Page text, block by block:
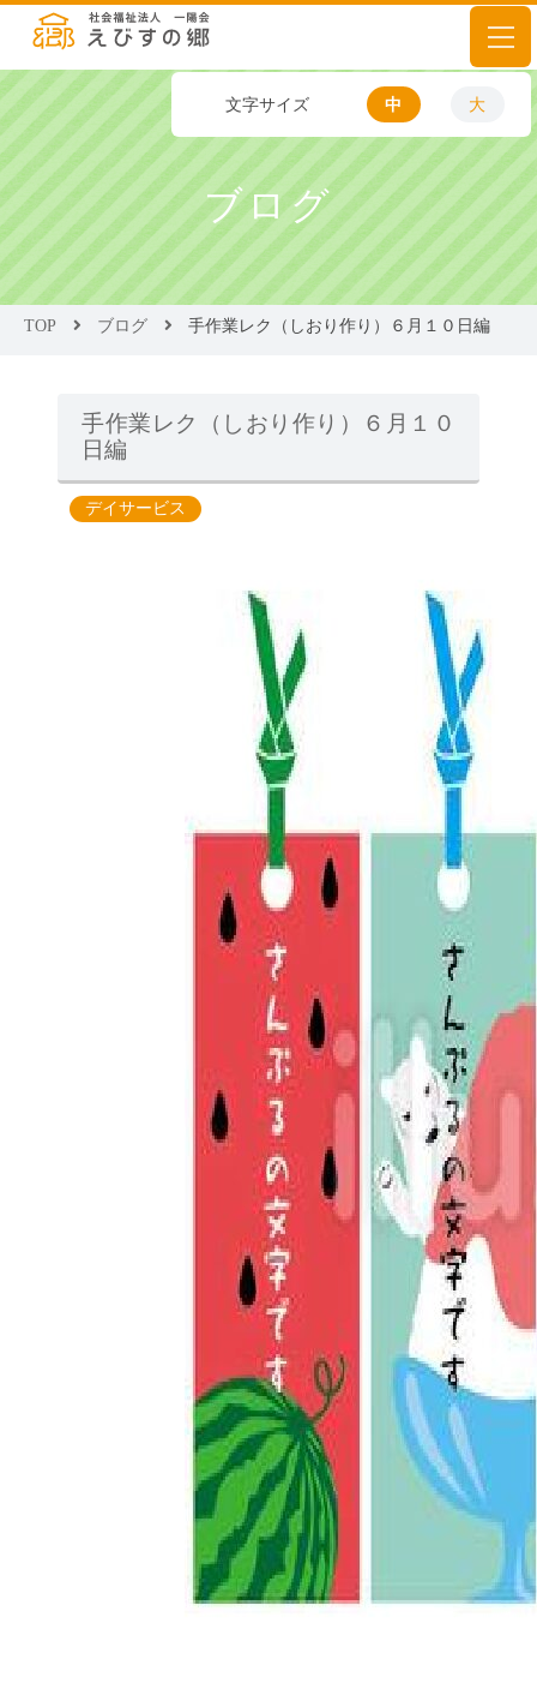
文字サイズ 中 大
ブログ
TOP ブログ 手作業レク（しおり作り）６月１０日編
手作業レク（しおり作り）６月１０
日編
デイサービス